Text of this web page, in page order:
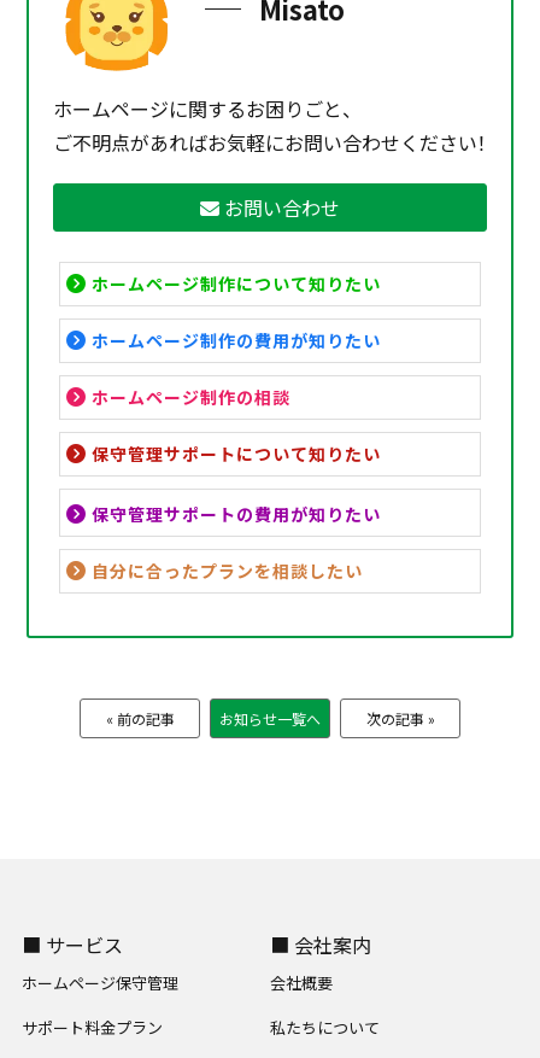
Misato
ホームページに関するお困りごと、
ご不明点があればお気軽にお問い合わせください！
お問い合わせ
ホームページ制作について知りたい
ホームページ制作の費用が知りたい
ホームページ制作の相談
保守管理サポートについて知りたい
保守管理サポートの費用が知りたい
自分に合ったプランを相談したい
« 前の記事 お知らせ一覧へ 次の記事 »
■ サービス
ホームページ保守管理
サポート料金プラン
■ 会社案内
会社概要
私たちについて